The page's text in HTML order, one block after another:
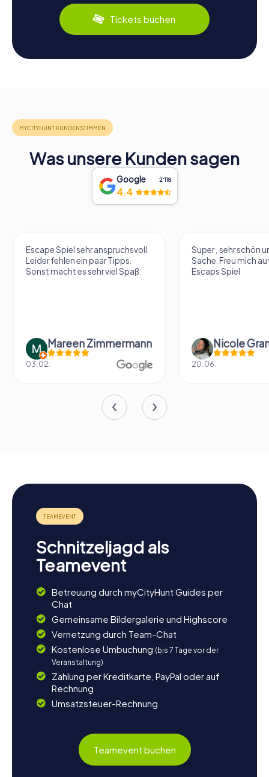
Tickets buchen
Was unsere Kunden sagen
Google 2‘118
4.4
Escape Spiel sehr anspruchsvoll.
Leider fehlen ein paar Tipps.
Sonst macht es sehr viel Spaß.
Mareen Zimmermann
03.02.
Super , sehr schön
Sache. Freu mich
Escaps Spiel
Nicole
20.06.
Schnitzeljagd als
Teamevent
Betreuung durch myCityHunt Guides per
Chat
Gemeinsame Bildergalerie und Highscore
Vernetzung durch Team-Chat
Kostenlose Umbuchung (bis 7 Tage vor der
Veranstaltung)
Zahlung per Kreditkarte, PayPal oder auf
Rechnung
Umsatzsteuer-Rechnung
Teamevent buchen